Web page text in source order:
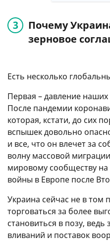
Почему
зерновое
Есть несколько
Первая – давление
После пандемии
которая, кстати, до сих
вспышек довольно
и все, что он влечет за
волну массовой
мировому сообществу
войны в Европе после
Украина сейчас не в том
торговаться за более
становиться в позу,
вливаний и поставок